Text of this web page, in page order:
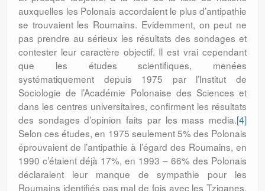
auxquelles les Polonais accordaient le plus d’antipathie
se trou­vaient les Roumains. Evidemment, on peut ne
pas prendre au sérieux les résultats des sondages et
contester leur caractère objectif. Il est vrai cependant
que les études scien­tifiques, menées
systématiquement depuis 1975 par l’Institut de
Sociologie de l’Aca­démie Polonaise des Sciences et
dans les centres universitaires, confirment les résul­tats
des sondages d’opinion faits par les mass media.[4]
Selon ces études, en 1975 seulement 5% des Polonais
éprouvaient de l’antipathie à l’égard des Roumains, en
1990 c’étaient déjà 17%, en 1993 – 66% des Polonais
déclaraient leur manque de sympathie pour les
Roumains identifiés pas mal de fois avec les Tziganes.